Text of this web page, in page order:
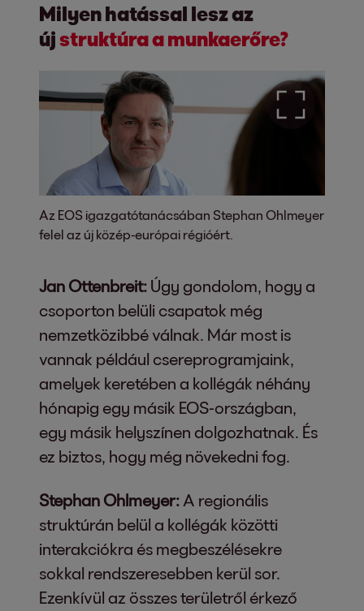
Milyen hatással lesz az
újstruktúra a munkaerőre?
Az EOS igazgatótanácsában Stephan Ohlmeyer
felel az új közép-európai régióért.
Jan Ottenbreit: Úgy gondolom, hogy a
csoporton belüli csapatok még
nemzetközibbé válnak. Már most is
vannak például csereprogramjaink,
amelyek keretében a kollégák néhány
hónapig egy másik EOS-országban,
egy másik helyszínen dolgozhatnak. És
ez biztos, hogy még növekedni fog.
Stephan Ohlmeyer: A regionális
struktúrán belül a kollégák közötti
interakciókra és megbeszélésekre
sokkal rendszeresebben kerül sor.
Ezenkívül az összes területről érkező